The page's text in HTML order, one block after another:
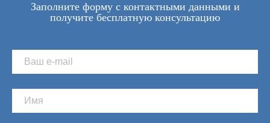
Заполните форму с контактными данными и
получите бесплатную консультацию